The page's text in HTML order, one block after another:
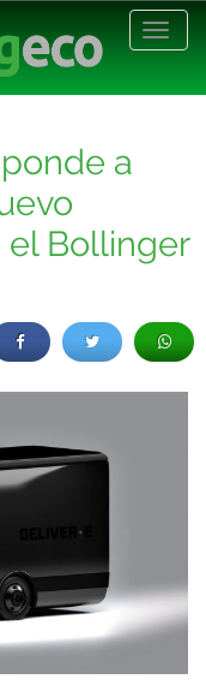
a
Bollinger